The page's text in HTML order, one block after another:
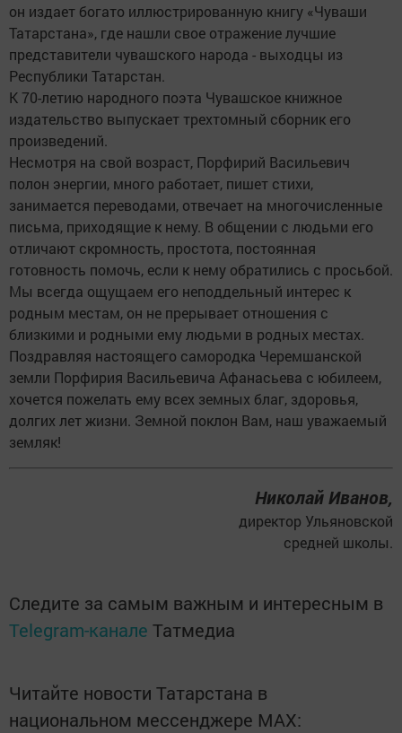
он издает богато иллюстрированную книгу «Чуваши
Татарстана», где нашли свое отражение лучшие
представители чувашского народа - выходцы из
Республики Татарстан.
К 70-летию народного поэта Чувашское книжное
издательство выпускает трехтомный сборник его
произведений.
Несмотря на свой возраст, Порфирий Васильевич
полон энергии, много работает, пишет стихи,
занимается переводами, отвечает на многочисленные
письма, приходящие к нему. В общении с людьми его
отличают скромность, простота, постоянная
готовность помочь, если к нему обратились с просьбой.
Мы всегда ощущаем его неподдельный интерес к
родным местам, он не прерывает отношения с
близкими и родными ему людьми в родных местах.
Поздравляя настоящего самородка Черемшанской
земли Порфирия Васильевича Афанасьева с юбилеем,
хочется пожелать ему всех земных благ, здоровья,
долгих лет жизни. Земной поклон Вам, наш уважаемый
земляк!
Николай Иванов,
директор Ульяновской
средней школы.
Следите за самым важным и интересным в
Telegram-канале Татмедиа
Читайте новости Татарстана в
национальном мессенджере MАХ: